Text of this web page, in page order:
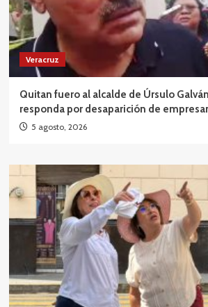
Veracruz
Quitan fuero al alcalde de Úrsulo
responda por desaparición de
5 agosto, 2026